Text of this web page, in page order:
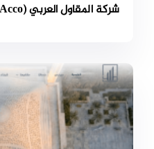
شركة المقاول العربي (Acco)